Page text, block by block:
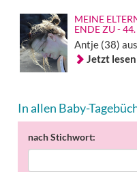
MEINE
ENDE ZU - 44.
Antje (38)
Jetzt lesen
In allen Baby-
nach Stichwort: